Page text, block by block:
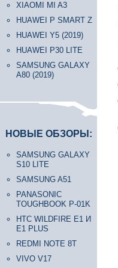
XIAOMI MI A3
HUAWEI P SMART Z
HUAWEI Y5 (2019)
HUAWEI P30 LITE
SAMSUNG GALAXY
A80 (2019)
НОВЫЕ ОБЗОРЫ:
SAMSUNG GALAXY
S10 LITE
SAMSUNG A51
PANASONIC
TOUGHBOOK P-01K
HTC WILDFIRE E1 И
E1 PLUS
REDMI NOTE 8T
VIVO V17